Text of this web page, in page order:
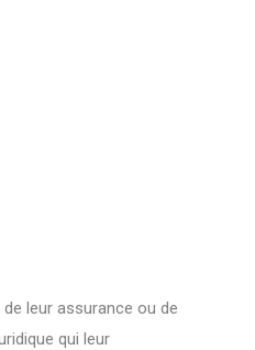
leur assurance ou de
qui leur